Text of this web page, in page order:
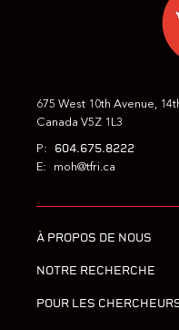
675 West 10th Avenue,
Canada V5Z 1L3
P: 604.675.8222
E: moh@tfri.ca
À PROPOS DE NOUS
NOTRE RECHERCHE
POUR LES